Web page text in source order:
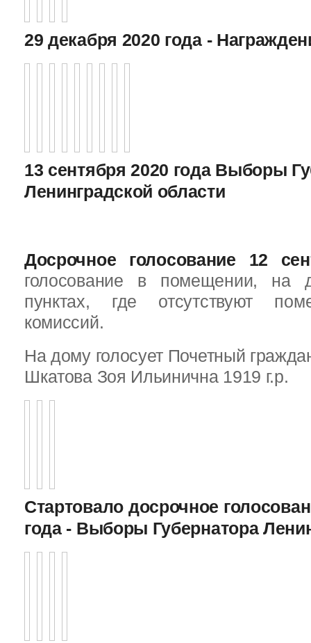
29 декабря 2020 года -
13 сентября 2020 года Выборы
Ленинградской области
Досрочное голосование 12
голосование в помещении, на
пунктах, где отсутствуют
комиссий.
На дому голосует Почетный
Шкатова Зоя Ильинична 1919 г.р.
Стартовало досрочное
года - Выборы Губернатора